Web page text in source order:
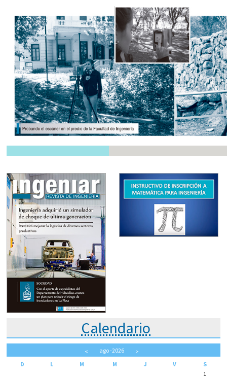
Calendario
< ago-2026
>
D
L M M J V
S
1